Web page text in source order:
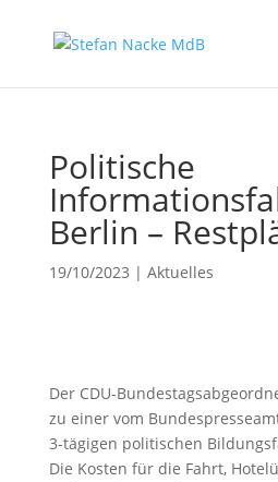
Politische
Berlin –
19/10/2023 | Aktuelles
Der CDU-
zu einer vom
3-tägigen politischen
Die Kosten für die Fahrt,